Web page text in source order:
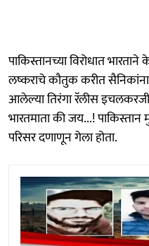
पाकिस्तानच्या विरोधात
लष्कराचे कौतुक करीत सैनिकांना
आलेल्या तिरंगा रॅलीस
भारतमाता की जय...! पाकिस्तान
परिसर दणाणून गेला होता.